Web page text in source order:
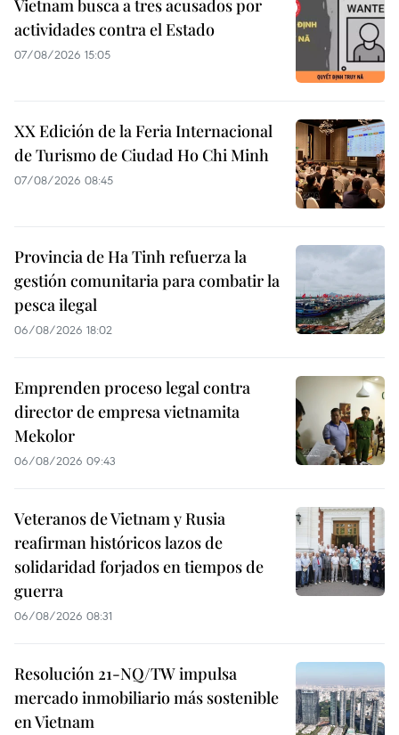
Vietnam busca a tres acusados por
actividades contra el Estado
07/08/2026 15:05
XX Edición de la Feria Internacional
de Turismo de Ciudad Ho Chi Minh
07/08/2026 08:45
Provincia de Ha Tinh refuerza la
gestión comunitaria para combatir la
pesca ilegal
06/08/2026 18:02
Emprenden proceso legal contra
director de empresa vietnamita
Mekolor
06/08/2026 09:43
Veteranos de Vietnam y Rusia
reafirman históricos lazos de
solidaridad forjados en tiempos de
guerra
06/08/2026 08:31
Resolución 21-NQ/TW impulsa
mercado inmobiliario más sostenible
en Vietnam